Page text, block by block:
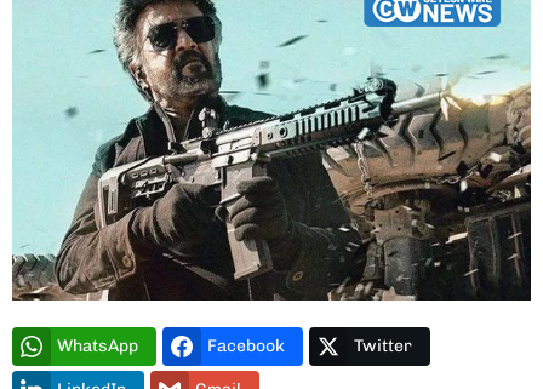
Type and hit enter
WhatsApp Facebook Twitter